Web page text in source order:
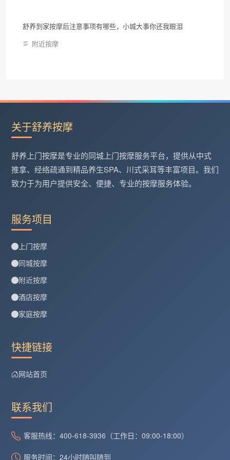
舒养到家按摩后注意事项有哪些，小城大事你还我眼泪
附近按摩
关于舒养按摩
舒养上门按摩是专业的同城上门按摩服务平台，提供从中式
推拿、经络疏通到精品养生SPA、川式采耳等丰富项目。我们
致力于为用户提供安全、便捷、专业的按摩服务体验。
服务项目
上门按摩
同城按摩
附近按摩
酒店按摩
家庭按摩
快捷链接
网站首页
联系我们
客服热线：400-618-3936（工作日：09:00-18:00）
服务时间：24小时随叫随到